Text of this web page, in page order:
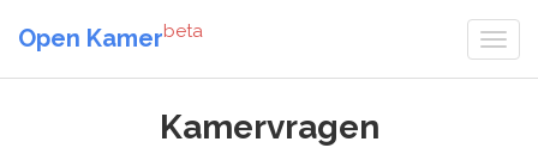
Open Kamerbeta
Kamervragen